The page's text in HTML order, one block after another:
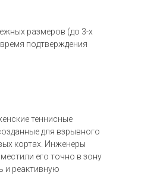
размеров (до 3-х
подтверждения
теннисные
для взрывного
кортах. Инженеры
его точно в зону
и реактивную